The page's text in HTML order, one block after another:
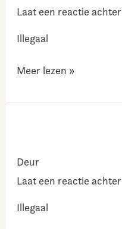
Laat een reactie achter
Illegaal
Meer lezen »
Deur
Laat een reactie achter
Illegaal